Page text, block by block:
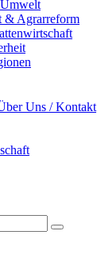
& Agrarreform
Uns / Kontakt